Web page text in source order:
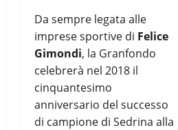
Da sempre legata alle
imprese sportive di Felice
Gimondi, la Granfondo
celebrerà nel 2018 il
cinquantesimo
anniversario del successo
di campione di Sedrina alla